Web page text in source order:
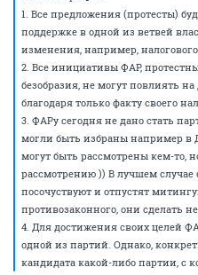
1. Все предложения (протесты)
поддержке в одной из ветвей
изменения, например, налогового
2. Все инициативы ФАР,
безобразия, не могут повлиять
благодаря только факту своего
3. ФАРу сегодня не дано стать
могли быть избраны например в
могут быть рассмотрены кем-то,
рассмотрению )) В лучшем
посочуствуют и отпустят
противозаконного, они сделать
4. Для достижения своих целей
одной из партий. Однако,
кандидата какой-либо партии, с